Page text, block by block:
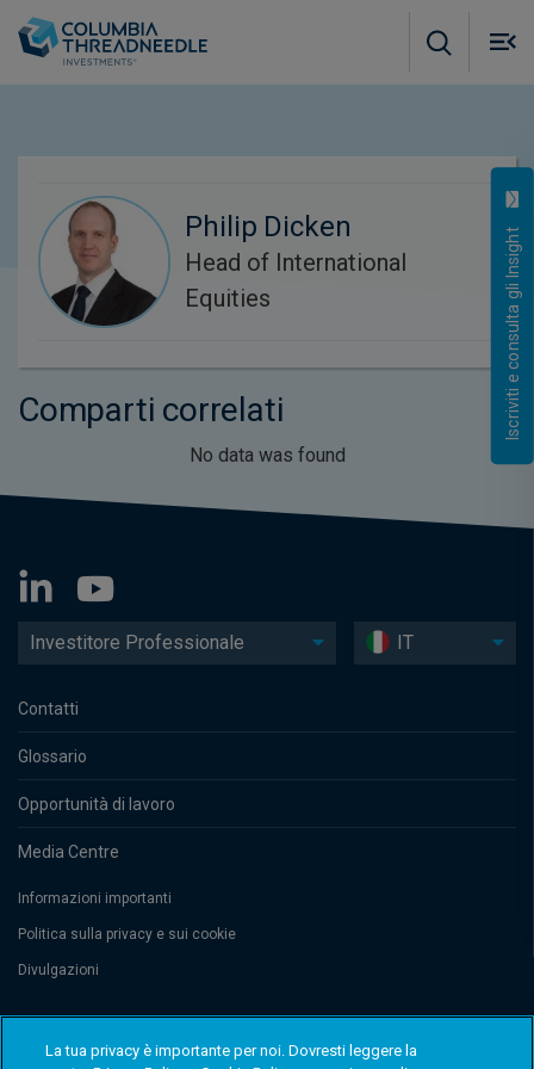
Philip Dicken
Head of International
Equities
Comparti correlati
No data was found
Investitore Professionale IT
Contatti
Glossario
Opportunità di lavoro
Media Centre
Informazioni importanti
Politica sulla privacy e sui cookie
Divulgazioni
Threadneedle Management Luxembourg S.A., registered with the Registre
de Commerce et des Sociétés (Luxembourg), No. B 110242. Columbia
La tua privacy è importante per noi. Dovresti leggere la
Iscriviti e consulta gli Insight